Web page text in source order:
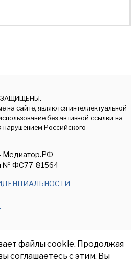
ЗАЩИЩЕНЫ.
сайте, являются интеллектуальной
без активной ссылки на
нарушением Российского
Медиатор.РФ
№ ФС77-81564
файлы cookie. Продолжая
соглашаетесь с этим. Вы